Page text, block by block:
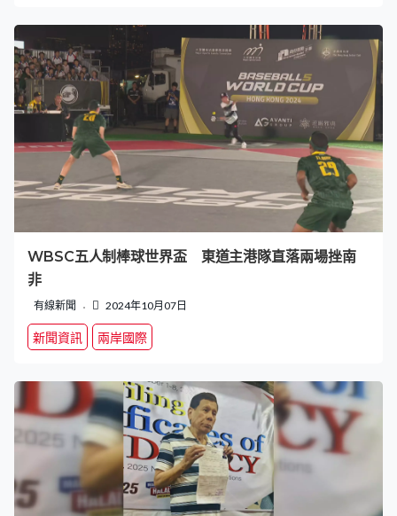
WBSC五人制棒球世界盃 東道主港隊直落兩場挫南
非
有線新聞 2024年10月07日
新聞資訊 兩岸國際